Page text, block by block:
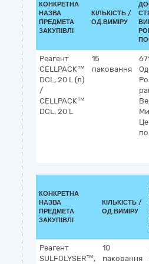
КОНКРЕТНА
НАЗВА
ПРЕДМЕТА
ЗАКУПІВЛІ
КІЛЬКІСТЬ /
ОД.ВИМІРУ
Реагент
CELLPACK™
DCL, 20 L (л)
/
CELLPACK™
DCL, 20 L
15
паковання
КОНКРЕТНА
НАЗВА
ПРЕДМЕТА
ЗАКУПІВЛІ
КІЛЬКІСТЬ /
ОД.ВИМІРУ
Реагент
SULFOLYSER™,
10
паковання